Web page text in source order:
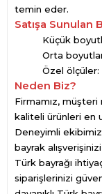
temin eder.
Satışa Sunulan
Küçük
Orta
Özel
Neden Biz?
Firmamız,
kaliteli ürünleri en
Deneyimli
bayrak
Türk bayrağı
siparişlerinizi